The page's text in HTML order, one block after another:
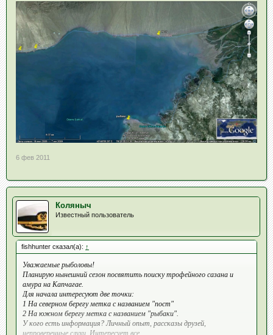
6 фев 2011
Коляныч
Известный пользователь
fishhunter сказал(а): ↑
Уважаемые рыболовы!
Планирую нынешний сезон посвятить поиску трофейного сазана и
амура на Капчагае.
Для начала интересуют две точки:
1 На северном берегу метка с названием "пост"
2 На южном берегу метка с названием "рыбаки".
У кого есть информация? Личный опыт, рассказы друзей,